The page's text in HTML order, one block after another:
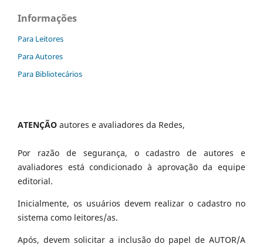
Informações
Para Leitores
Para Autores
Para Bibliotecários
ATENÇÃO autores e avaliadores da Redes,
Por razão de segurança, o cadastro de autores e
avaliadores está condicionado à aprovação da equipe
editorial.
Inicialmente, os usuários devem realizar o cadastro no
sistema como leitores/as.
Após, devem solicitar a inclusão do papel de AUTOR/A